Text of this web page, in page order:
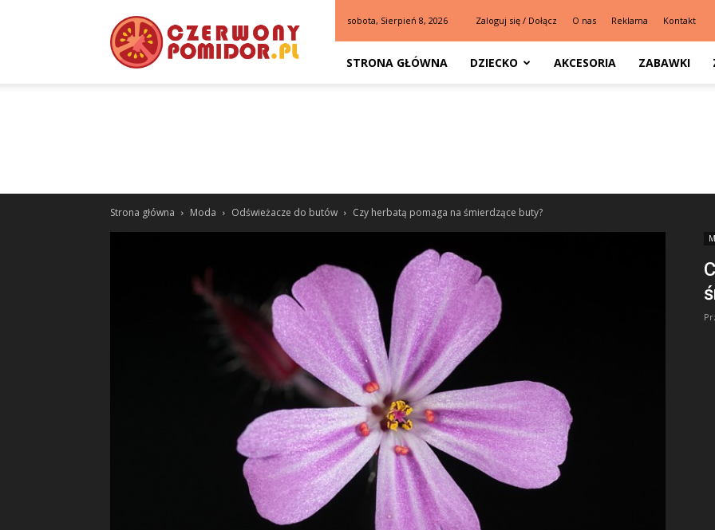
sobota, Sierpień 8, 2026 Zaloguj się / Dołącz O nas Reklama Kontakt
STRONA GŁÓWNA DZIECKO AKCESORIA ZABAWKI
Strona główna Moda Odświeżacze do butów Czy herbatą pomaga na śmierdzące buty?